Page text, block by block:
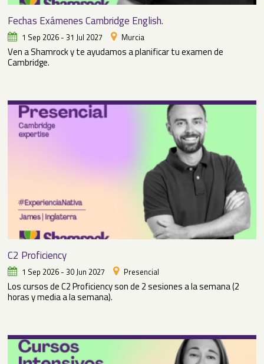
Fechas Exámenes Cambridge English.
1 Sep 2026 - 31 Jul 2027 Murcia
Ven a Shamrock y te ayudamos a planificar tu examen de
Cambridge.
C2 Proficiency
1 Sep 2026 - 30 Jun 2027 Presencial
Los cursos de C2 Proficiency son de 2 sesiones a la semana (2
horas y media a la semana).